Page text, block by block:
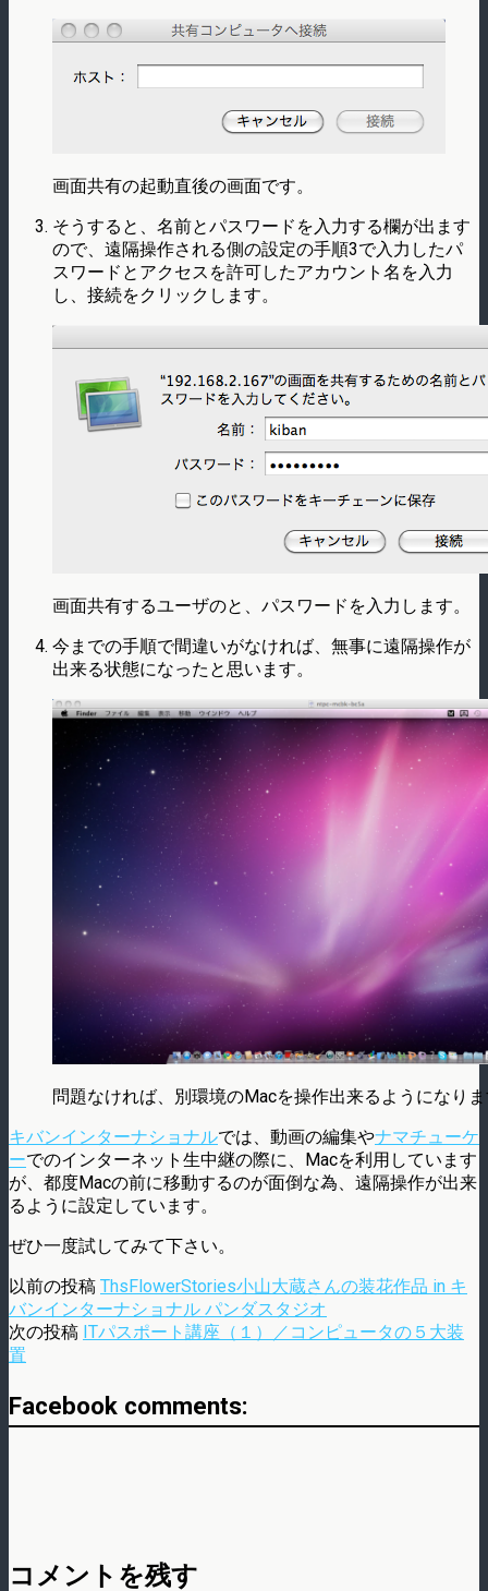
画面共有の起動直後の画面です。
そうすると、名前とパスワードを入力する欄が出ます
ので、遠隔操作される側の設定の手順3で入力したパ
スワードとアクセスを許可したアカウント名を入力
し、接続をクリックします。
画面共有するユーザのと、パスワードを入力します。
今までの手順で間違いがなければ、無事に遠隔操作が
出来る状態になったと思います。
問題なければ、別環境のMacを操作出来るようになり
キバンインターナショナルでは、動画の編集やナマチューケ
ーでのインターネット生中継の際に、Macを利用しています
が、都度Macの前に移動するのが面倒な為、遠隔操作が出来
るように設定しています。
ぜひ一度試してみて下さい。
以前の投稿 ThsFlowerStories小山大蔵さんの装花作品 in キ
バンインターナショナル パンダスタジオ
次の投稿 ITパスポート講座（１）／コンピュータの５大装
置
Facebook comments:
コメントを残す